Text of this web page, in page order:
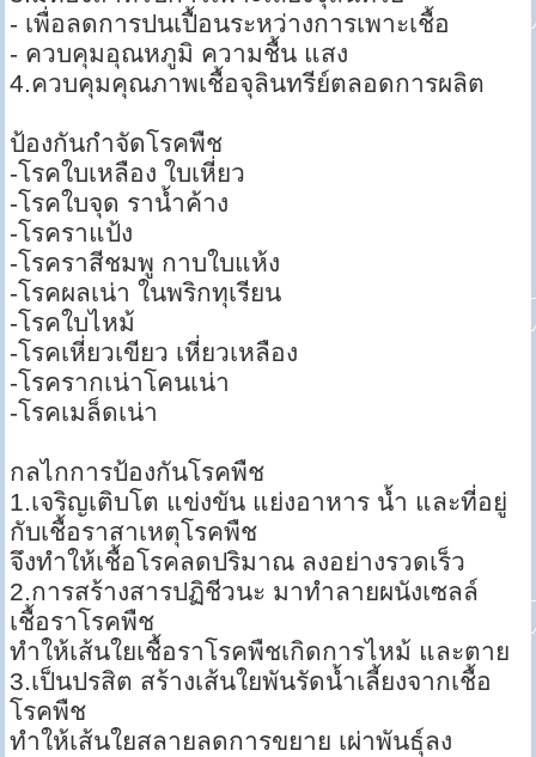
- เพื่อลดการปนเปื้อนระหว่างการเพาะเชื้อ
- ควบคุมอุณหภูมิ ความชื้น แสง
4.ควบคุมคุณภาพเชื้อจุลินทรีย์ตลอดการผลิต
ป้องกันกำจัดโรคพืช
-โรคใบเหลือง ใบเหี่ยว
-โรคใบจุด ราน้ำค้าง
-โรคราแป้ง
-โรคราสีชมพู กาบใบแห้ง
-โรคผลเน่า ในพริกทุเรียน
-โรคใบไหม้
-โรคเหี่ยวเขียว เหี่ยวเหลือง
-โรครากเน่าโคนเน่า
-โรคเมล็ดเน่า
กลไกการป้องกันโรคพืช
1.เจริญเติบโต แข่งขัน แย่งอาหาร น้ำ และที่อยู่
กับเชื้อราสาเหตุโรคพืช
จึงทำให้เชื้อโรคลดปริมาณ ลงอย่างรวดเร็ว
2.การสร้างสารปฏิชีวนะ มาทำลายผนังเซลล์
เชื้อราโรคพืช
ทำให้เส้นใยเชื้อราโรคพืชเกิดการไหม้ และตาย
3.เป็นปรสิต สร้างเส้นใยพันรัดน้ำเลี้ยงจากเชื้อ
โรคพืช
ทำให้เส้นใยสลายลดการขยาย เผ่าพันธุ์ลง